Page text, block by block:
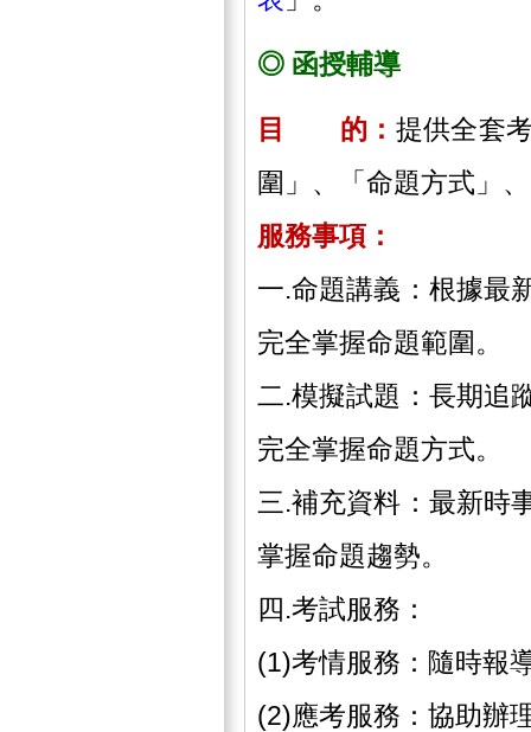
◎ 函授輔導
目 的： 提供全套
圍」、「命題方式」
服務事項：
一.命題講義：根據最
完全掌握命題範圍。
二.模擬試題：長期追
完全掌握命題方式。
三.補充資料：最新時
掌握命題趨勢。
四.考試服務：
(1)考情服務：隨時報
(2)應考服務：協助辦